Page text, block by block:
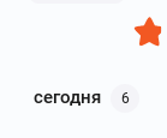
сегодня 6